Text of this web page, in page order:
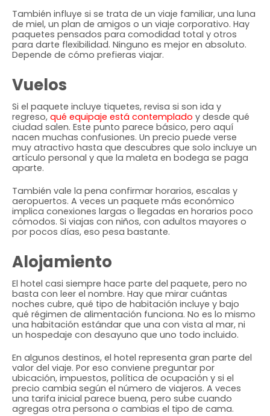
También influye si se trata de un viaje familiar, una luna
de miel, un plan de amigos o un viaje corporativo. Hay
paquetes pensados para comodidad total y otros
para darte flexibilidad. Ninguno es mejor en absoluto.
Depende de cómo prefieras viajar.
Vuelos
Si el paquete incluye tiquetes, revisa si son ida y
regreso, qué equipaje está contemplado y desde qué
ciudad salen. Este punto parece básico, pero aquí
nacen muchas confusiones. Un precio puede verse
muy atractivo hasta que descubres que solo incluye un
artículo personal y que la maleta en bodega se paga
aparte.
También vale la pena confirmar horarios, escalas y
aeropuertos. A veces un paquete más económico
implica conexiones largas o llegadas en horarios poco
cómodos. Si viajas con niños, con adultos mayores o
por pocos días, eso pesa bastante.
Alojamiento
El hotel casi siempre hace parte del paquete, pero no
basta con leer el nombre. Hay que mirar cuántas
noches cubre, qué tipo de habitación incluye y bajo
qué régimen de alimentación funciona. No es lo mismo
una habitación estándar que una con vista al mar, ni
un hospedaje con desayuno que uno todo incluido.
En algunos destinos, el hotel representa gran parte del
valor del viaje. Por eso conviene preguntar por
ubicación, impuestos, política de ocupación y si el
precio cambia según el número de viajeros. A veces
una tarifa inicial parece buena, pero sube cuando
agregas otra persona o cambias el tipo de cama.